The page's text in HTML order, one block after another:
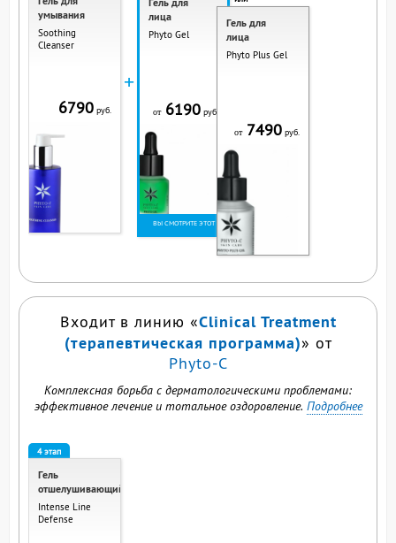
умывания
Soothing
Cleanser
6790 руб.
+
лица
Phyto Gel
ВЫ СМОТРИТЕ ЭТОТ
от6190 руб.
Гель для
лица
Phyto Plus Gel
от7490 руб.
Входит в линию «Clinical Treatment
(терапевтическая программа)» от
Phyto-C
Комплексная борьба с дерматологическими проблемами:
эффективное лечение и тотальное оздоровление. Подробнее
4 этап
Гель
отшелушивающий
Intense Line
Defense